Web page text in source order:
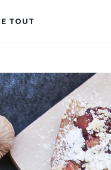
TOUT